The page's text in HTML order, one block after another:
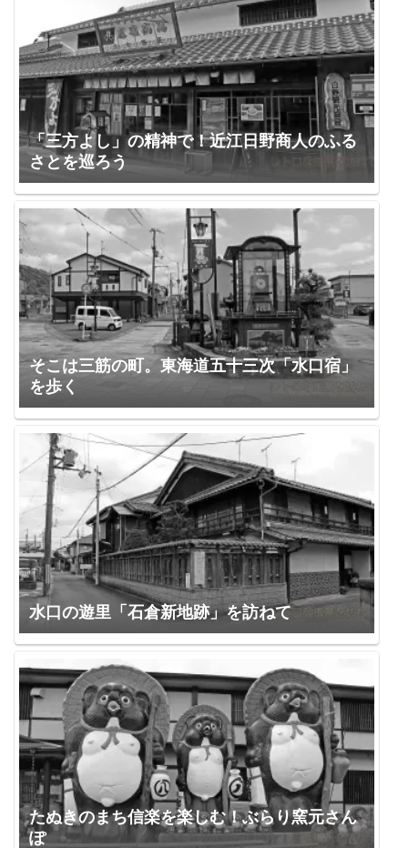
「三方よし」の精神で！近江日野商人のふる
さとを巡ろう
そこは三筋の町。東海道五十三次「水口宿」
を歩く
水口の遊里「石倉新地跡」を訪ねて
たぬきのまち信楽を楽しむ！ぶらり窯元さん
ぽ